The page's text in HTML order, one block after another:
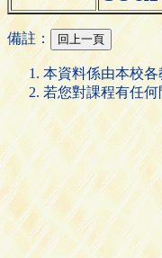
備註：
本資料係由本校
若您對課程有任